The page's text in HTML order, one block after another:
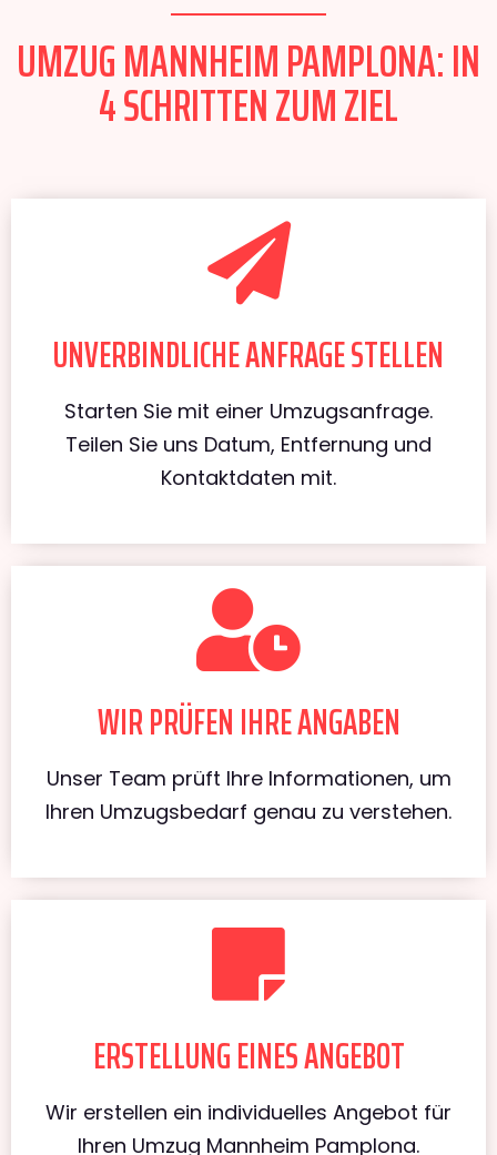
UMZUG MANNHEIM PAMPLONA: IN
4 SCHRITTEN ZUM ZIEL
UNVERBINDLICHE ANFRAGE STELLEN
Starten Sie mit einer Umzugsanfrage.
Teilen Sie uns Datum, Entfernung und
Kontaktdaten mit.
WIR PRÜFEN IHRE ANGABEN
Unser Team prüft Ihre Informationen, um
Ihren Umzugsbedarf genau zu verstehen.
ERSTELLUNG EINES ANGEBOT
Wir erstellen ein individuelles Angebot für
Ihren Umzug Mannheim Pamplona.